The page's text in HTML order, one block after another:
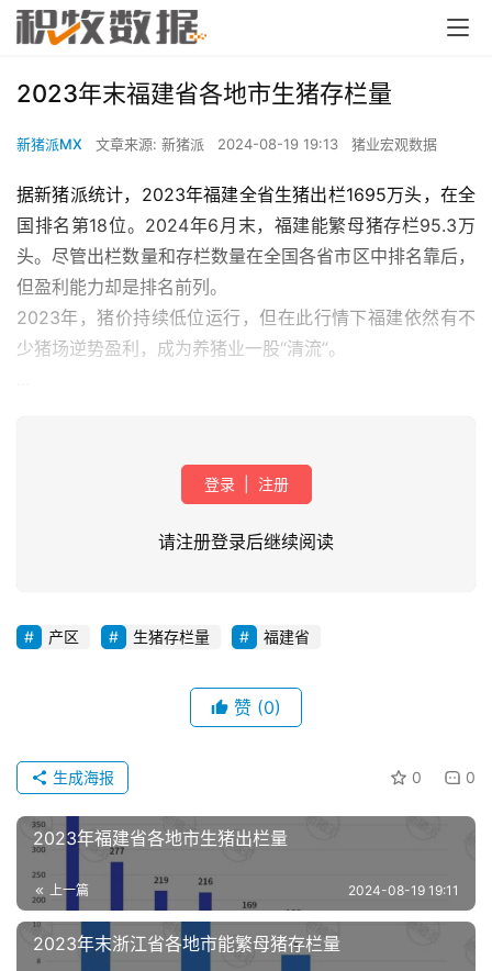
资
讯
新
闻
分
析
2023年末福建省各地市生猪存栏量
新猪派MX 文章来源: 新猪派 2024-08-19 19:13 猪业宏观数据
据新猪派统计，2023年福建全省生猪出栏1695万头，在全
国排名第18位。2024年6月末，福建能繁母猪存栏95.3万
头。尽管出栏数量和存栏数量在全国各省市区中排名靠后，
但盈利能力却是排名前列。
2023年，猪价持续低位运行，但在此行情下福建依然有不
少猪场逆势盈利，成为养猪业一股“清流”。
登录 注册
请注册登录后继续阅读
产区 生猪存栏量 福建省
赞 (0)
0 0
生成海报
2023年福建省各地市生猪出栏量
上一篇 2024-08-19 19:11
2023年末浙江省各地市能繁母猪存栏量